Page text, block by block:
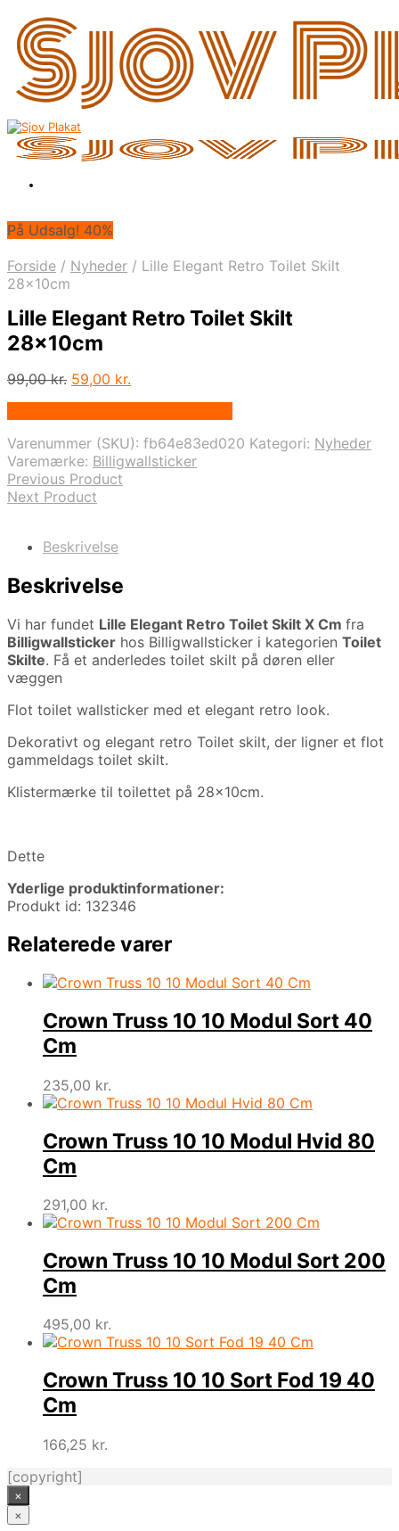
På Udsalg! 40%
Forside / Nyheder / Lille Elegant Retro Toilet Skilt
28x10cm
Lille Elegant Retro Toilet Skilt
28x10cm
99,00kr. Den
99,00 kr..
59,00 kr.
59,00 kr..
Varenummer (SKU): fb64e83ed020 Kategori: Nyheder
Varemærke: Billigwallsticker
Previous Product
Next Product
Beskrivelse
Beskrivelse
Vi har fundet Lille Elegant Retro Toilet Skilt X Cm fra
Billigwallsticker hos Billigwallsticker i kategorien Toilet
Skilte. Få et anderledes toilet skilt på døren eller
væggen
Flot toilet wallsticker med et elegant retro look.
Dekorativt og elegant retro Toilet skilt, der ligner et flot
gammeldags toilet skilt.
Klistermærke til toilettet på 28x10cm.
Dette
Yderlige produktinformationer:
Produkt id: 132346
Relaterede varer
Crown Truss 10 10 Modul Sort 40
Cm
235,00 kr.
Crown Truss 10 10 Modul Hvid 80
Cm
291,00 kr.
Crown Truss 10 10 Modul Sort 200
Cm
495,00 kr.
Crown Truss 10 10 Sort Fod 19 40
Cm
166,25 kr.
[copyright]
×
×